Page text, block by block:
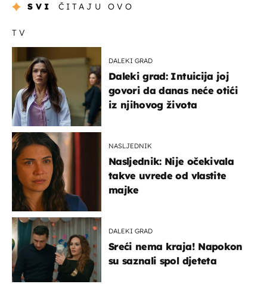
SVI ČITAJU OVO
TV
DALEKI GRAD
Daleki grad: Intuicija joj
govori da danas neće otići
iz njihovog života
NASLJEDNIK
Nasljednik: Nije očekivala
takve uvrede od vlastite
majke
DALEKI GRAD
Sreći nema kraja! Napokon
su saznali spol djeteta